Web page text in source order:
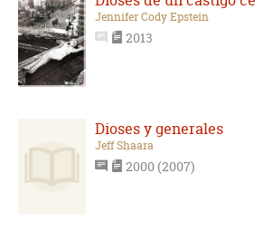
Jennifer Cody Epstein
2013
Dioses y generales
Jeff Shaara
2000 (2007)